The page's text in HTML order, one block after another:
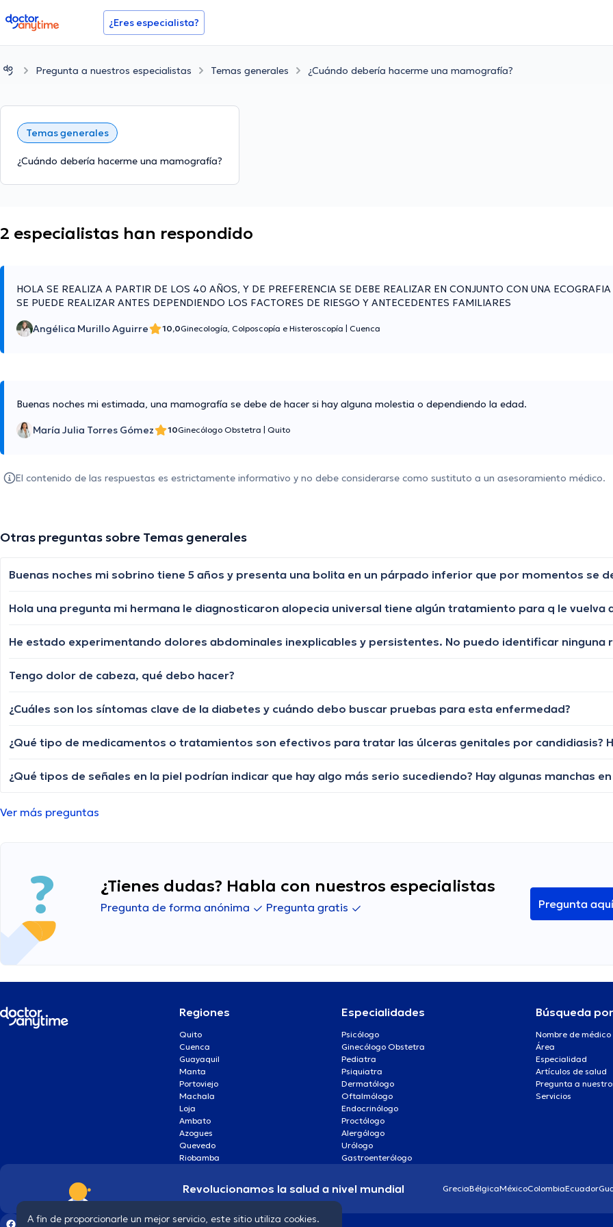
doctoranytime ¿Eres especialista?
Pregunta a nuestros especialistas Temas generales ¿Cuándo debería hacerme una mamografía?
Temas generales
¿Cuándo debería hacerme una mamografía?
2 especialistas han respondido
HOLA SE REALIZA A PARTIR DE LOS 40 AÑOS, Y DE PREFERENCIA SE DEBE REALIZAR EN CONJUNTO CON UNA
SE PUEDE REALIZAR ANTES DEPENDIENDO LOS FACTORES DE RIESGO Y ANTECEDENTES FAMILIARES
Angélica Murillo Aguirre 10,0Ginecología, Colposcopía e Histeroscopía Cuenca
Buenas noches mi estimada, una mamografía se debe de hacer si hay alguna molestia o dependiendo la edad.
María Julia Torres Gómez 10Ginecólogo Obstetra Quito
El contenido de las respuestas es estrictamente informativo y no debe considerarse como sustituto a un asesoramiento médico.
Otras preguntas sobre Temas generales
Tengo dolor de cabeza, qué debo hacer?
¿Cuáles son los síntomas clave de la diabetes y cuándo debo buscar pruebas para esta enfermedad?
Ver más preguntas
¿Tienes dudas? Habla con nuestros especialistas
Pregunta de forma anónima Pregunta gratis Pregunta aquí
Regiones
Quito
Cuenca
Guayaquil
Manta
Portoviejo
Machala
Loja
Ambato
Azogues
Quevedo
Riobamba
Especialidades
Psicólogo
Ginecólogo Obstetra
Pediatra
Psiquiatra
Dermatólogo
Oftalmólogo
Endocrinólogo
Proctólogo
Alergólogo
Urólogo
Gastroenterólogo
Búsqueda por
Nombre de médico
Área
Especialidad
Artículos de salud
Pregunta a
Servicios
Revolucionamos la salud a nivel mundial GreciaBélgicaMéxicoColombiaEcuador
A fin de proporcionarle un mejor servicio, este sitio utiliza cookies.